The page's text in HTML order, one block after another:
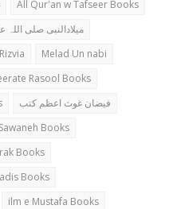
All Qur'an w Tafseer Books
میلادالنبی صلی
Melad Un nabi
Rasool Books
فیضان غوث اعظم کتب
Books
Books
Books
ilm e Mustafa Books